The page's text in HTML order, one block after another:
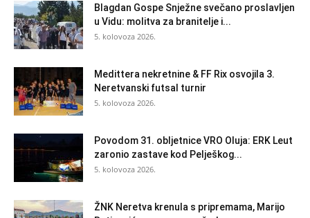
Blagdan Gospe Snježne svečano proslavljen
u Vidu: molitva za branitelje i...
5. kolovoza 2026.
Medittera nekretnine & FF Rix osvojila 3.
Neretvanski futsal turnir
5. kolovoza 2026.
Povodom 31. obljetnice VRO Oluja: ERK Leut
zaronio zastave kod Pelješkog...
5. kolovoza 2026.
ŽNK Neretva krenula s pripremama, Marijo